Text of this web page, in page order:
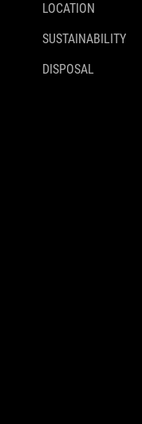
LOCATION
SUSTAINABILITY
DISPOSAL